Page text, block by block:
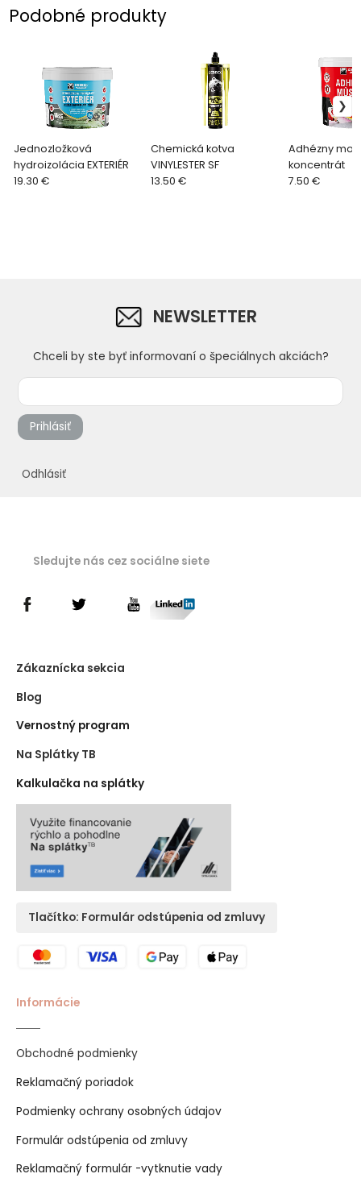
Podobné produkty
Jednozložková
hydroizolácia EXTERIÉR
19.30 €
Chemická kotva
VINYLESTER SF
13.50 €
Adhézny
koncentrát
7.50 €
NEWSLETTER
Chceli by ste byť informovaní o špeciálnych akciách?
Prihlásiť
Odhlásiť
Sledujte nás cez sociálne siete
Zákaznícka sekcia
Blog
Vernostný program
Na Splátky TB
Kalkulačka na splátky
Tlačítko: Formulár odstúpenia od zmluvy
Informácie
Obchodné podmienky
Reklamačný poriadok
Podmienky ochrany osobných údajov
Formulár odstúpenia od zmluvy
Reklamačný formulár -vytknutie vady